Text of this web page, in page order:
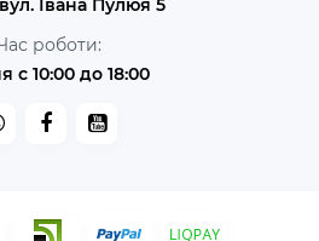
Івана Пулюя 5
роботи:
с 10:00 до 18:00